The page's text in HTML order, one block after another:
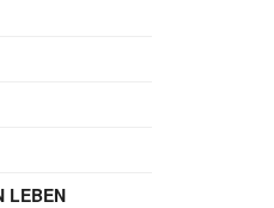
LEBEN